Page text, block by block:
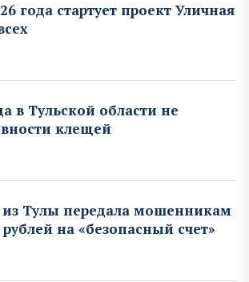
года стартует проект Уличная
в Тульской области не
клещей
Тулы передала мошенникам
на «безопасный счет»